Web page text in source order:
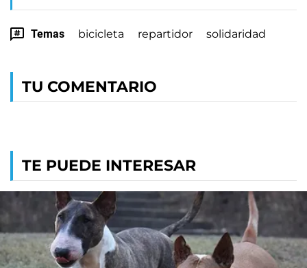
Temas bicicleta repartidor solidaridad
TU COMENTARIO
TE PUEDE INTERESAR